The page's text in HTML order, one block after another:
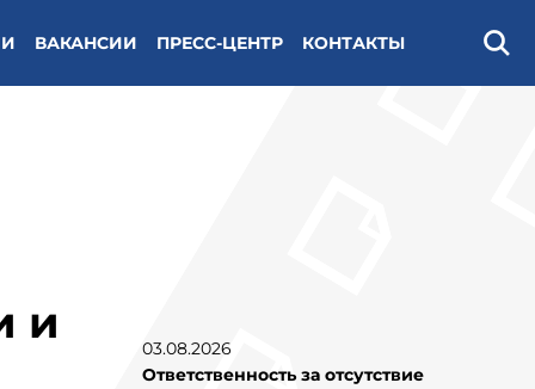
ВАКАНСИИ ПРЕСС-ЦЕНТР КОНТАКТЫ
и
03.08.2026
Ответственность за отсутствие